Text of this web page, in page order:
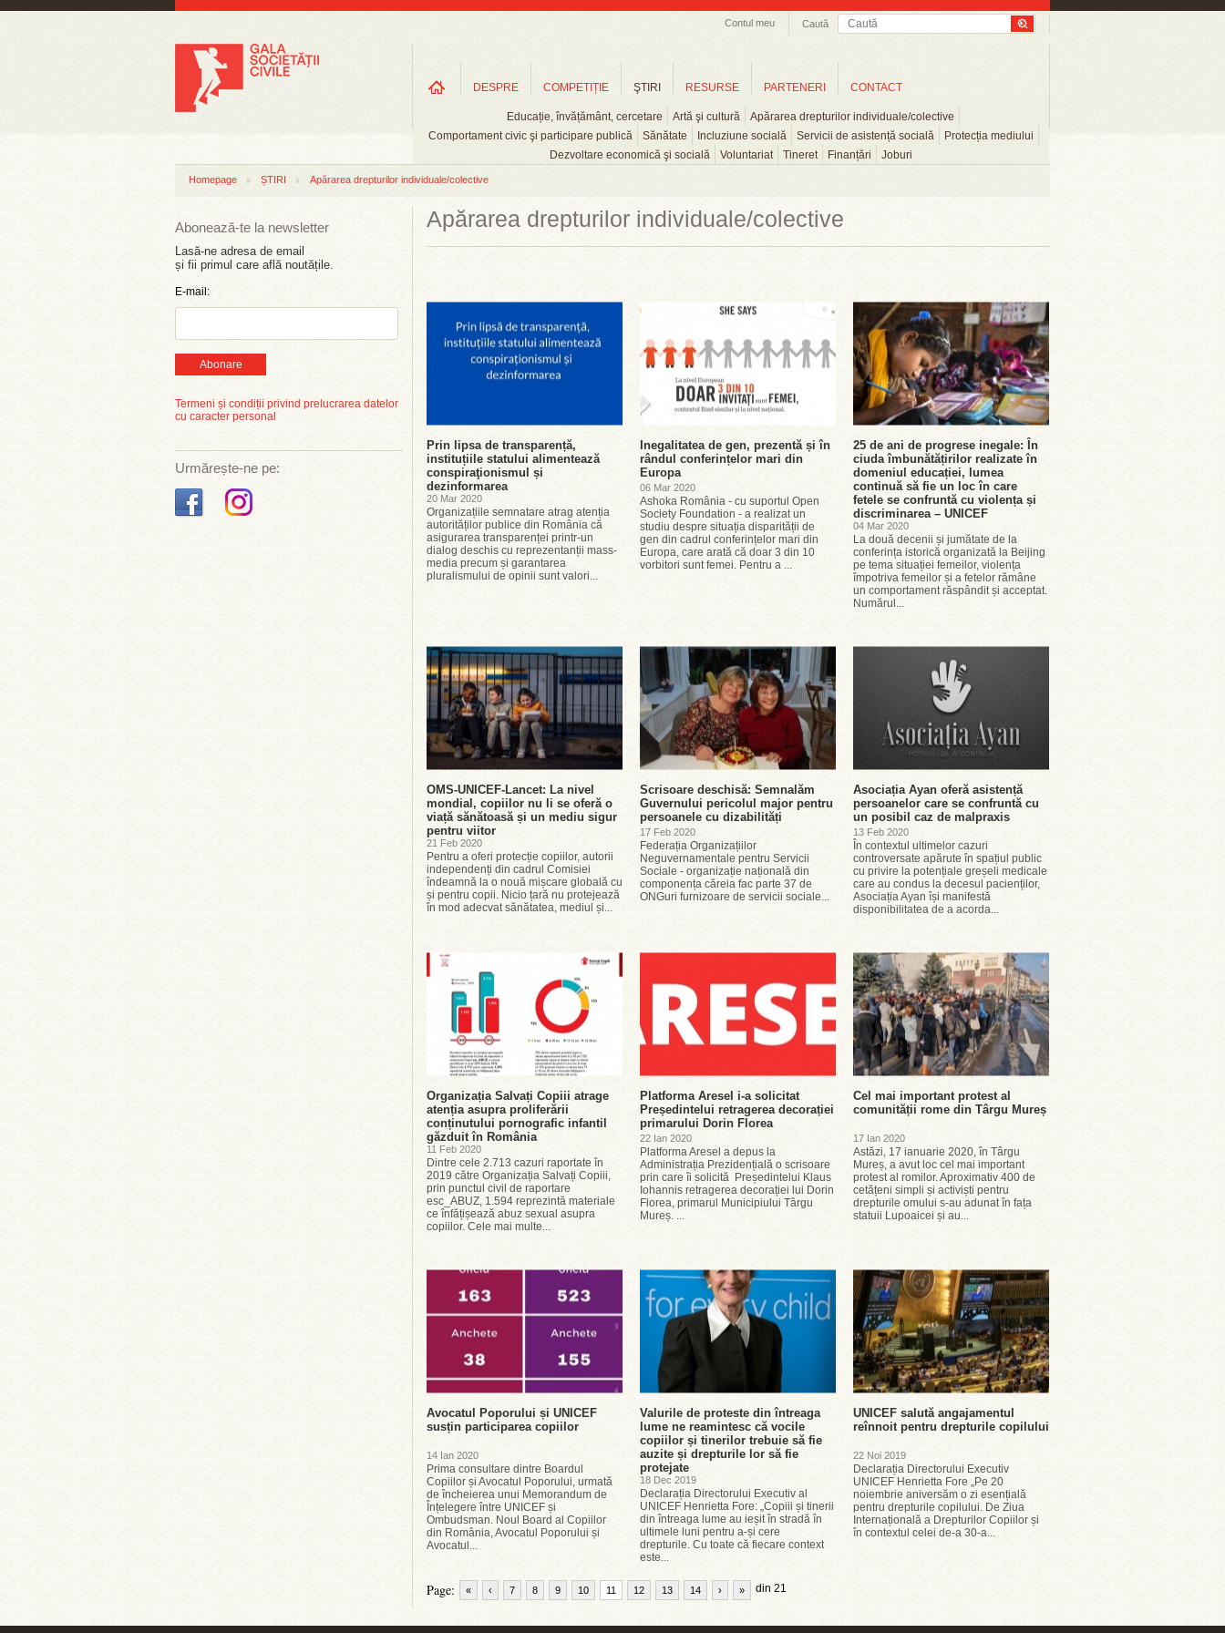
Caută
Contul meu
DESPRE COMPETIȚIE ŞTIRI
Educație, învățământ, cercetare Artă şi cultură
Apărarea drepturilor individuale/colective
Comportament civic şi participare publică
Sănătate Incluziune socială Servicii de asistență socială
Protecția mediului
Dezvoltare economică şi socială
Voluntariat Tineret Finanțări Joburi
RESURSE PARTENERI CONTACT
Homepage ȘTIRI Apărarea drepturilor individuale/colective
Abonează-te la newsletter
Lasă-ne adresa de email
și fii primul care află noutățile.
E-mail:
Abonare
Termeni și condiții privind prelucrarea datelor
cu caracter personal
Urmărește-ne pe:
Apărarea drepturilor individuale/colective
Prin lipsa de transparență,
instituțiile statului alimentează
conspiraţionismul și
dezinformarea
20 Mar 2020
Organizațiile semnatare atrag atenția
autorităților publice din România că
asigurarea transparenței printr-un
dialog deschis cu reprezentanții mass-
media precum și garantarea
pluralismului de opinii sunt valori...
Inegalitatea de gen, prezentă și în
rândul conferințelor mari din
Europa
06 Mar 2020
Ashoka România - cu suportul Open
Society Foundation - a realizat un
studiu despre situația disparității de
gen din cadrul conferințelor mari din
Europa, care arată că doar 3 din 10
vorbitori sunt femei. Pentru a ...
25 de ani de progrese inegale: În
ciuda îmbunătățirilor realizate în
domeniul educației, lumea
continuă să fie un loc în care
fetele se confruntă cu violența și
discriminarea – UNICEF
04 Mar 2020
La două decenii și jumătate de la
conferința istorică organizată la Beijing
pe tema situației femeilor, violența
împotriva femeilor și a fetelor rămâne
un comportament răspândit și acceptat.
Numărul...
OMS-UNICEF-Lancet: La nivel
mondial, copiilor nu li se oferă o
viață sănătoasă și un mediu sigur
pentru viitor
21 Feb 2020
Pentru a oferi protecție copiilor, autorii
independenți din cadrul Comisiei
îndeamnă la o nouă mișcare globală cu
și pentru copii. Nicio țară nu protejează
în mod adecvat sănătatea, mediul și...
Scrisoare deschisă: Semnalăm
Guvernului pericolul major pentru
persoanele cu dizabilități
17 Feb 2020
Federația Organizațiilor
Neguvernamentale pentru Servicii
Sociale - organizație națională din
componența căreia fac parte 37 de
ONGuri furnizoare de servicii sociale...
Asociația Ayan oferă asistență
persoanelor care se confruntă cu
un posibil caz de malpraxis
13 Feb 2020
În contextul ultimelor cazuri
controversate apărute în spațiul public
cu privire la potențiale greșeli medicale
care au condus la decesul pacienților,
Asociația Ayan își manifestă
disponibilitatea de a acorda...
Organizația Salvați Copiii atrage
atenția asupra proliferării
conținutului pornografic infantil
găzduit în România
11 Feb 2020
Dintre cele 2.713 cazuri raportate în
2019 către Organizația Salvați Copiii,
prin punctul civil de raportare
esc_ABUZ, 1.594 reprezintă materiale
ce înfățișează abuz sexual asupra
copiilor. Cele mai multe...
Platforma Aresel i-a solicitat
Președintelui retragerea decorației
primarului Dorin Florea
22 Ian 2020
Platforma Aresel a depus la
Administrația Prezidențială o scrisoare
prin care îi solicită Președintelui Klaus
Iohannis retragerea decorației lui Dorin
Florea, primarul Municipiului Târgu
Mureș. ...
Cel mai important protest al
comunității rome din Târgu Mureș
17 Ian 2020
Astăzi, 17 ianuarie 2020, în Târgu
Mureș, a avut loc cel mai important
protest al romilor. Aproximativ 400 de
cetățeni simpli și activiști pentru
drepturile omului s-au adunat în fața
statuii Lupoaicei și au...
Avocatul Poporului și UNICEF
susțin participarea copiilor
14 Ian 2020
Prima consultare dintre Boardul
Copiilor și Avocatul Poporului, urmată
de încheierea unui Memorandum de
Înțelegere între UNICEF și
Ombudsman. Noul Board al Copiilor
din România, Avocatul Poporului și
Avocatul...
Valurile de proteste din întreaga
lume ne reamintesc că vocile
copiilor și tinerilor trebuie să fie
auzite și drepturile lor să fie
protejate
18 Dec 2019
Declarația Directorului Executiv al
UNICEF Henrietta Fore: „Copiii și tinerii
din întreaga lume au ieșit în stradă în
ultimele luni pentru a-și cere
drepturile. Cu toate că fiecare context
este...
UNICEF salută angajamentul
reînnoit pentru drepturile copilului
22 Noi 2019
Declarația Directorului Executiv
UNICEF Henrietta Fore „Pe 20
noiembrie aniversăm o zi esențială
pentru drepturile copilului. De Ziua
Internațională a Drepturilor Copiilor și
în contextul celei de-a 30-a...
Page: « ‹ 7 8 9 10 11 12 13 14 din 21
› »